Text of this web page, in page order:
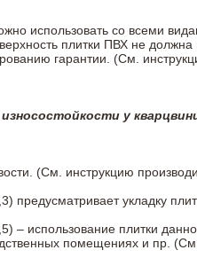
использовать со всеми
плитки ПВХ не
гарантии. (См.
износостойкости у
(См. инструкцию
предусматривает укладку
– использование плитки
помещениях и пр.